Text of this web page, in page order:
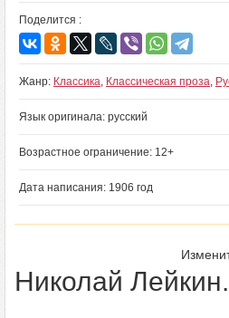
Поделится :
Жанр: Классика, Классическая проза,
Язык оригинала: русский
Возрастное ограничение: 12+
Дата написания: 1906 год
Николай